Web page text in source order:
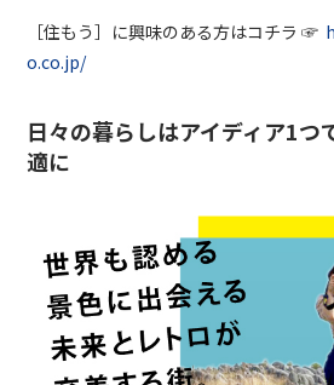
［住もう］に興味のある方はコチラ ☞
o.co.jp/
日々の暮らしはアイディア1つ
適に